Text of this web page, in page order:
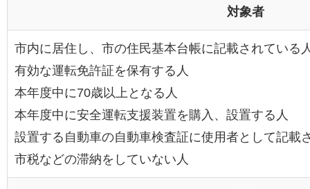
対象者
市内に居住し、市の住民基本台帳に記載されている
有効な運転免許証を保有する人
本年度中に70歳以上となる人
本年度中に安全運転支援装置を購入、設置する人
設置する自動車の自動車検査証に使用者として記載
市税などの滞納をしていない人